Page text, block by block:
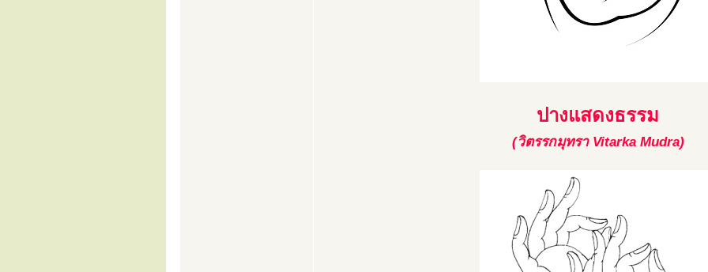
ปางแสดงธรรม
(วิตรรกมุทรา Vitarka Mudra)